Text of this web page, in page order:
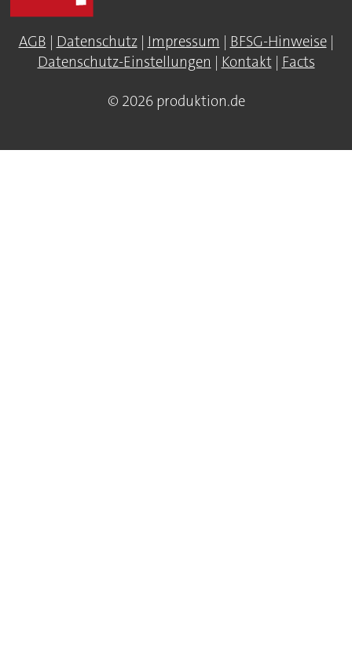
AGB | Datenschutz| Impressum | BFSG-Hinweise|
Datenschutz-Einstellungen | Kontakt| Facts
© 2026 produktion.de